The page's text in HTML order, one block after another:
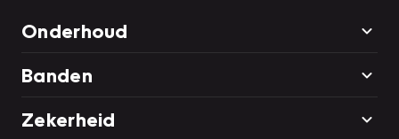
Onderhoud
Banden
Zekerheid